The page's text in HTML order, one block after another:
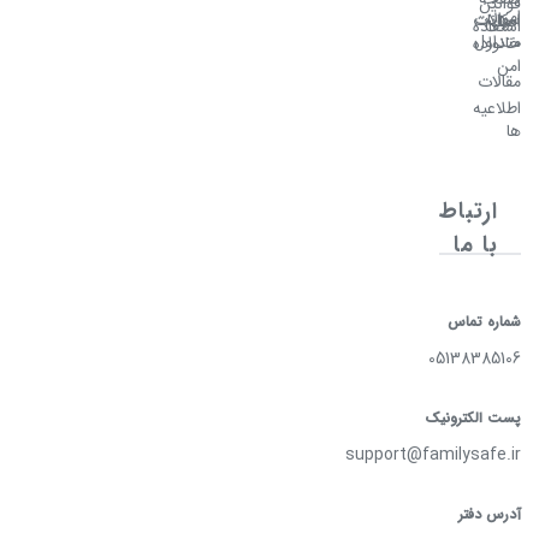
اصلی
امکانات
خانواده
امن
مقالات
اطلاعیه
ها
امن
استفاده
سوالات
متداول
ارتباط
با ما
شماره تماس
05138385106
پست الکترونیک
support@familysafe.ir
آدرس دفتر